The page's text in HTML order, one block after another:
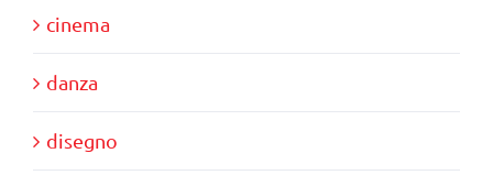
cinema
danza
disegno